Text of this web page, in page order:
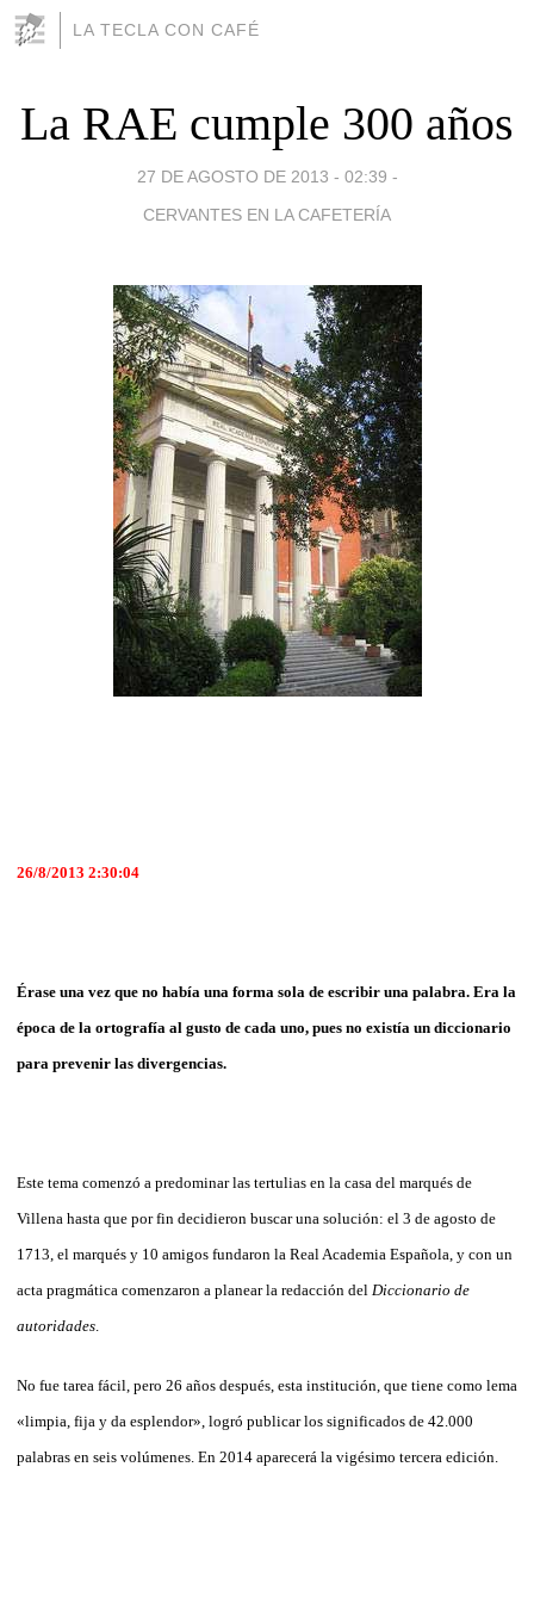
LA TECLA CON CAFÉ
La RAE cumple 300 años
27 DE AGOSTO DE 2013 - 02:39 -
CERVANTES EN LA CAFETERÍA
26/8/2013 2:30:04
Érase una vez que no había una forma sola de escribir una palabra. Era la
época de la ortografía al gusto de cada uno, pues no existía un diccionario
para prevenir las divergencias.
Este tema comenzó a predominar las tertulias en la casa del marqués de
Villena hasta que por fin decidieron buscar una solución: el 3 de agosto de
1713, el marqués y 10 amigos fundaron la Real Academia Española, y con un
acta pragmática comenzaron a planear la redacción del Diccionario de
autoridades
No fue tarea fácil, pero 26 años después, esta institución, que tiene como lema
«limpia, fija y da esplendor», logró publicar los significados de 42.000
palabras en seis volúmenes. En 2014 aparecerá la vigésimo tercera edición.